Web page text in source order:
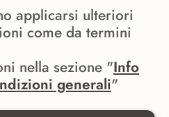
applicarsi ulteriori
come da termini
nella sezione "Info
generali"